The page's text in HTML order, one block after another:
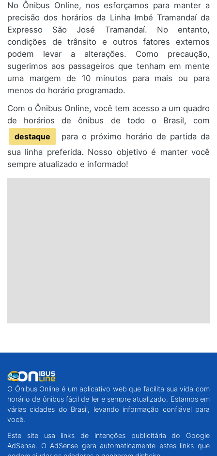
No Ônibus Online, nos esforçamos para manter a
precisão dos horários da Linha Imbé Tramandaí da
Expresso São José Tramandaí. No entanto,
condições de trânsito e outros fatores externos
podem levar a alterações. Como precaução,
sugerimos aos passageiros que tenham em mente
uma margem de 10 minutos para mais ou para
menos do horário programado.
Com o Ônibus Online, você tem acesso a um quadro
de horários de ônibus de todo o Brasil, com
destaque
para o próximo horário de partida da
sua linha preferida. Nosso objetivo é manter você
sempre atualizado e informado!
O Ônibus Online é um aplicativo web que facilita sua vida com
horário de ônibus fácil de ler e sempre atualizado. Estamos em
várias cidades do Brasil, levando informação confiável para
você.
Este site usa links de intenções publicitária do Google
AdSense. O AdSense gera automaticamente estes links que